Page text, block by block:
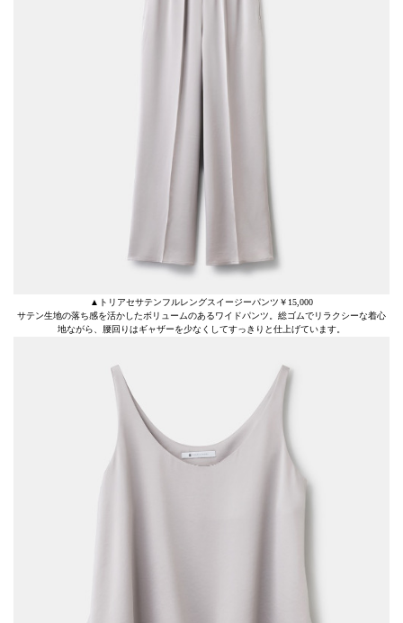
▲トリアセサテンフルレングスイージーパンツ￥15,000
サテン生地の落ち感を活かしたボリュームのあるワイドパンツ。総ゴムでリラクシーな着心
地ながら、腰回りはギャザーを少なくしてすっきりと仕上げています。